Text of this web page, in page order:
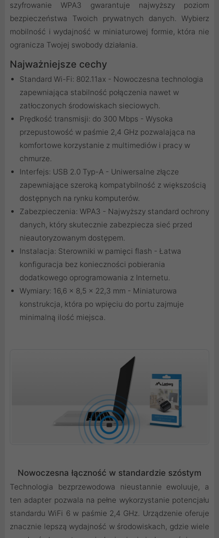
szyfrowanie WPA3 gwarantuje najwyższy poziom
bezpieczeństwa Twoich prywatnych danych. Wybierz
mobilność i wydajność w miniaturowej formie, która nie
ogranicza Twojej swobody działania.
Najważniejsze cechy
Standard Wi-Fi: 802.11ax - Nowoczesna technologia
zapewniająca stabilność połączenia nawet w
zatłoczonych środowiskach sieciowych.
Prędkość transmisji: do 300 Mbps - Wysoka
przepustowość w paśmie 2,4 GHz pozwalająca na
komfortowe korzystanie z multimediów i pracy w
chmurze.
Interfejs: USB 2.0 Typ-A - Uniwersalne złącze
zapewniające szeroką kompatybilność z większością
dostępnych na rynku komputerów.
Zabezpieczenia: WPA3 - Najwyższy standard ochrony
danych, który skutecznie zabezpiecza sieć przed
nieautoryzowanym dostępem.
Instalacja: Sterowniki w pamięci flash - Łatwa
konfiguracja bez konieczności pobierania
dodatkowego oprogramowania z Internetu.
Wymiary: 16,6 x 8,5 x 22,3 mm - Miniaturowa
konstrukcja, która po wpięciu do portu zajmuje
minimalną ilość miejsca.
Nowoczesna łączność w standardzie szóstym
Technologia bezprzewodowa nieustannie ewoluuje, a
ten adapter pozwala na pełne wykorzystanie potencjału
standardu WiFi 6 w paśmie 2,4 GHz. Urządzenie oferuje
znacznie lepszą wydajność w środowiskach, gdzie wiele